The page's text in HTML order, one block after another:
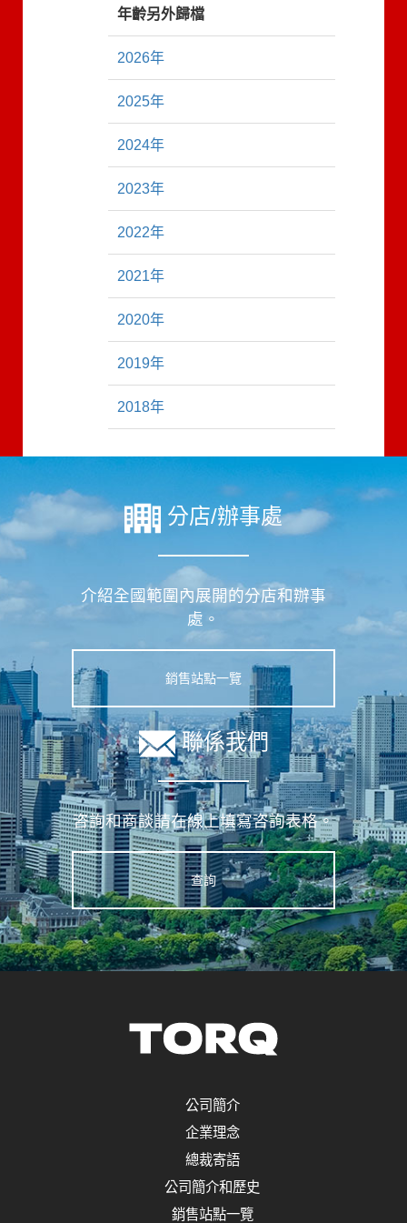
年齡另外歸檔
2026年
2025年
2024年
2023年
2022年
2021年
2020年
2019年
2018年
分店/辦事處
介紹全國範圍內展開的分店和辦事
處。
銷售站點一覽
聯係我們
咨詢和商談請在線上填寫咨詢表格。
查詢
公司簡介
企業理念
總裁寄語
公司簡介和歷史
銷售站點一覽